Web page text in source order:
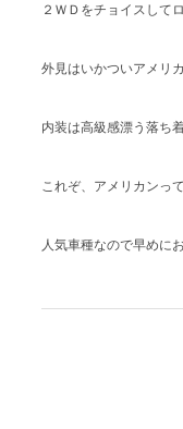
２ＷＤをチョイスして
外見はいかついアメリ
内装は高級感漂う落ち
これぞ、アメリカンっ
人気車種なので早めに